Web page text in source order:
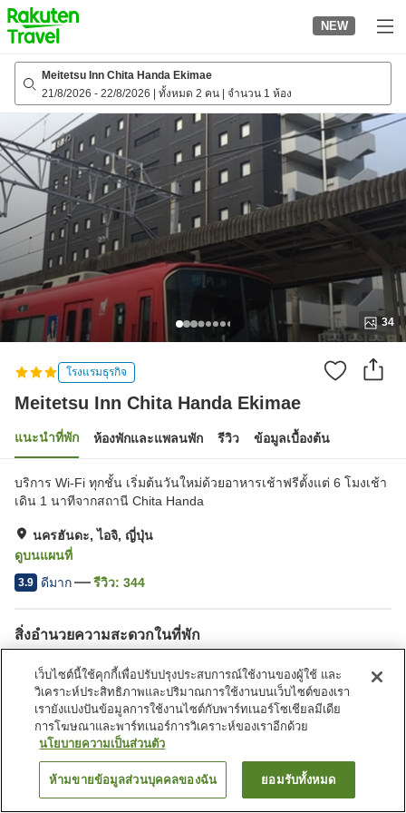
to
top
page
NEW
Meitetsu Inn Chita Handa Ekimae
21/8/2026 - 22/8/2026 ทั้งหมด 2 คน จำนวน 1 ห้อง
34
โรงแรมธุรกิจ
Meitetsu Inn Chita Handa Ekimae
แนะนำที่พัก ห้องพักและแพลนพัก รีวิว ข้อมูลเบื้องต้น
บริการ Wi-Fi ทุกชั้น เริ่มต้นวันใหม่ด้วยอาหารเช้าฟรีตั้งแต่ 6 โมงเช้า
เดิน 1 นาทีจากสถานี Chita Handa
นครฮันดะ, ไอจิ, ญี่ปุ่น
ดูบนแผนที่
3.9 ดีมาก รีวิว: 344
สิ่งอำนวยความสะดวกในที่พัก
ตู้จำหน่ายอัตโนมัติ
บริการซักผ้า (มีค่าบริการ)
หน้าแรก ญี่ปุ่น ไอจิ
นครฮันดะ
Meitetsu Inn Chita Handa Ekimae
ค้นหาห้องพัก
เว็บไซต์นี้ใช้คุกกี้เพื่อปรับปรุงประสบการณ์ใช้งานของผู้ใช้ และ
วิเคราะห์ประสิทธิภาพและปริมาณการใช้งานบนเว็บไซต์ของเรา
เรายังแบ่งปันข้อมูลการใช้งานไซต์กับพาร์ทเนอร์โซเชียลมีเดีย
การโฆษณาและพาร์ทเนอร์การวิเคราะห์ของเราอีกด้วย
นโยบายความเป็นส่วนตัว
ห้ามขายข้อมูลส่วนบุคคลของฉัน ยอมรับทั้งหมด